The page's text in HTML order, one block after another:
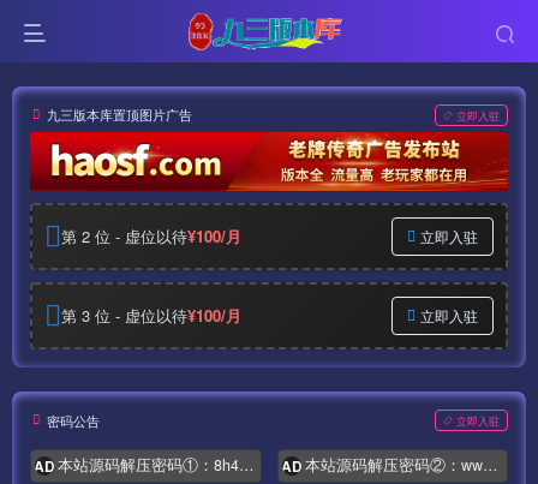
九三版本库置顶图片广告 立即入驻
第 2 位 - 虚位以待¥100/月 立即入驻
第 3 位 - 虚位以待¥100/月 立即入驻
密码公告 立即入驻
AD 本站源码解压密码①：8h4.com AD 本站源码解压密码②：www.syymw.com